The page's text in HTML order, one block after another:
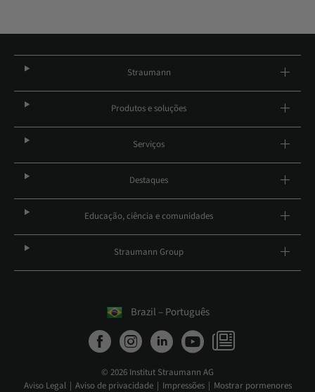
Straumann
Produtos e soluções
Serviços
Destaques
Educação, ciência e comunidades
Straumann Group
Brazil – Português
© 2026 Institut Straumann AG
Aviso Legal
Aviso de privacidade Impressões Mostrar pormenores